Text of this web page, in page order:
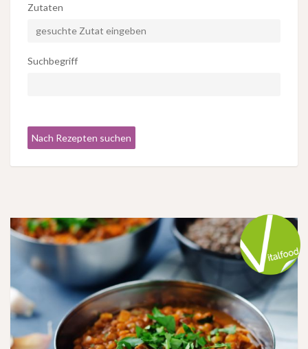
Zutaten
Suchbegriff
Nach Rezepten suchen